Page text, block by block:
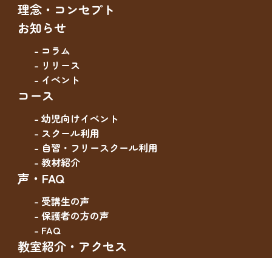
理念・コンセプト
お知らせ
- コラム
- リリース
- イベント
コース
- 幼児向けイベント
- スクール利用
- 自習・フリースクール利用
- 教材紹介
声・FAQ
- 受講生の声
- 保護者の方の声
- FAQ
教室紹介・アクセス